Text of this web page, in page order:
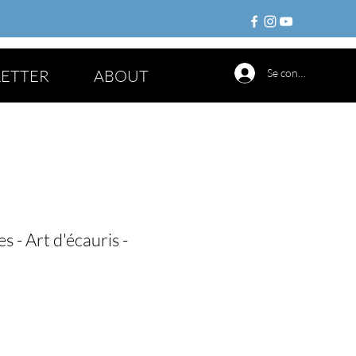
ABOUT Se connecter
- Art d'écauris -